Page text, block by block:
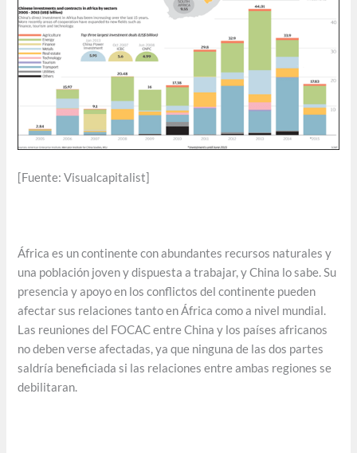
[Fuente: Visualcapitalist]
África es un continente con abundantes recursos naturales y
una población joven y dispuesta a trabajar, y China lo sabe. Su
presencia y apoyo en los conflictos del continente pueden
afectar sus relaciones tanto en África como a nivel mundial.
Las reuniones del FOCAC entre China y los países africanos
no deben verse afectadas, ya que ninguna de las dos partes
saldría beneficiada si las relaciones entre ambas regiones se
debilitaran.